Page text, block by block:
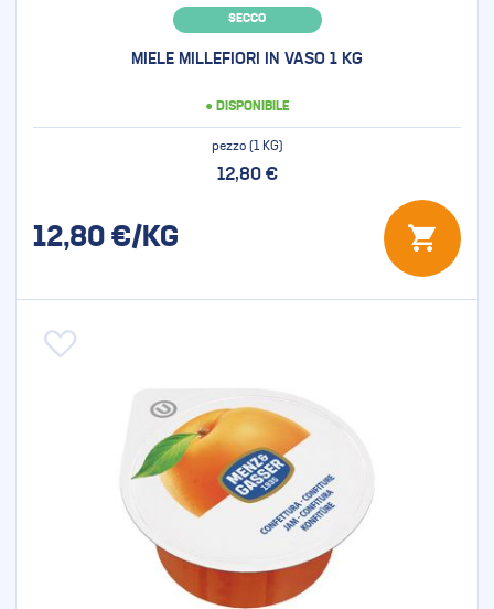
SECCO
MIELE MILLEFIORI IN VASO 1 KG
● DISPONIBILE
pezzo (1 KG)
12,80 €
12,80 €/KG